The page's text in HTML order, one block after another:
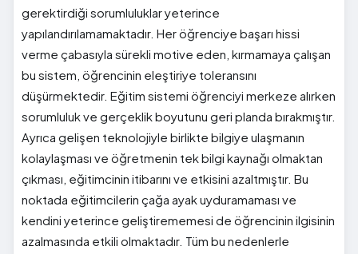
gerektirdiği sorumluluklar yeterince
yapılandırılamamaktadır. Her öğrenciye başarı hissi
verme çabasıyla sürekli motive eden, kırmamaya çalışan
bu sistem, öğrencinin eleştiriye toleransını
düşürmektedir. Eğitim sistemi öğrenciyi merkeze alırken
sorumluluk ve gerçeklik boyutunu geri planda bırakmıştır.
Ayrıca gelişen teknolojiyle birlikte bilgiye ulaşmanın
kolaylaşması ve öğretmenin tek bilgi kaynağı olmaktan
çıkması, eğitimcinin itibarını ve etkisini azaltmıştır. Bu
noktada eğitimcilerin çağa ayak uyduramaması ve
kendini yeterince geliştirememesi de öğrencinin ilgisinin
azalmasında etkili olmaktadır. Tüm bu nedenlerle